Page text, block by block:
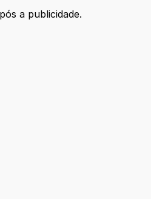
a publicidade.